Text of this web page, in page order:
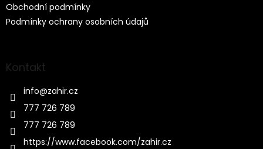
Obchodní podmínky
Podmínky ochrany osobních údajů
Kontakt
info@zahir.cz
777 726 789
777 726 789
https://www.facebook.com/zahir.cz